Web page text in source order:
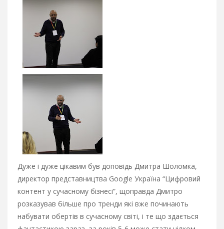
Дуже і дуже цікавим був доповідь Дмитра Шоломка,
директор представництва Google Україна “Цифровий
контент у сучасному бізнесі”, щоправда Дмитро
розказував більше про тренди які вже починають
набувати обертів в сучасному світі, і те що здається